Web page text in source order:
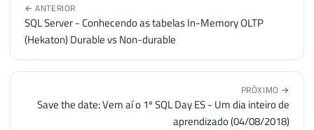
← ANTERIOR
SQL Server - Conhecendo as tabelas In-Memory OLTP
(Hekaton) Durable vs Non-durable
PRÓXIMO →
Save the date: Vem aí o 1º SQL Day ES - Um dia inteiro de
aprendizado (04/08/2018)